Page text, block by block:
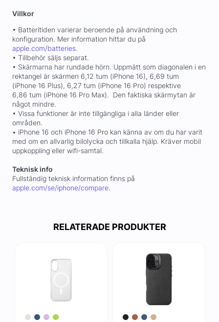
Villkor
• Batteritiden varierar beroende på användning och
konfiguration. Mer information hittar du på
apple.com/batteries.
• Tillbehör säljs separat.
• Skärmarna har rundade hörn. Uppmätt som diagonalen i en
rektangel är skärmen 6,12 tum (iPhone 16), 6,69 tum
(iPhone 16 Plus), 6,27 tum (iPhone 16 Pro) respektive
6,86 tum (iPhone 16 Pro Max). Den faktiska skärmytan är
något mindre.
• Vissa funktioner är inte tillgängliga i alla länder eller
områden.
• iPhone 16 och iPhone 16 Pro kan känna av om du har varit
med om en allvarlig bilolycka och tillkalla hjälp. Kräver mobil
uppkoppling eller wifi-samtal.
Teknisk info
Fullständig teknisk information finns på
apple.com/se/iphone/compare.
RELATERADE PRODUKTER